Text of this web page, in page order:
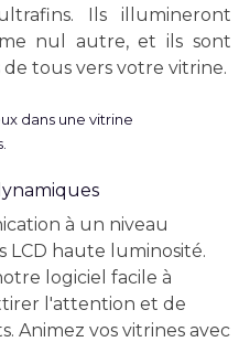
Ils illumineront
nul autre, et ils sont
tous vers votre vitrine.
à un niveau
LCD haute luminosité.
logiciel facile à
l'attention et de
Animez vos vitrines avec